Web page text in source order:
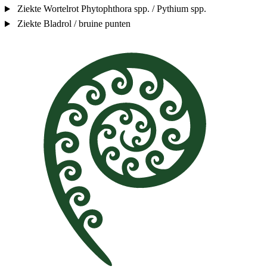
Ziekte Wortelrot Phytophthora spp. / Pythium spp.
Ziekte Bladrol / bruine punten